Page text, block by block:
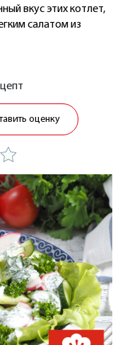
вкус этих котлет,
салатом из
оценку